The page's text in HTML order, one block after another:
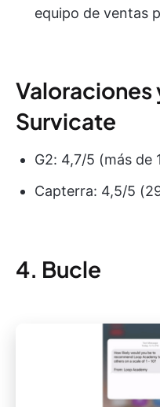
equipo de ventas
Valoraciones
Survicate
G2: 4,7/5 (más de
Capterra: 4,5/5
4. Bucle